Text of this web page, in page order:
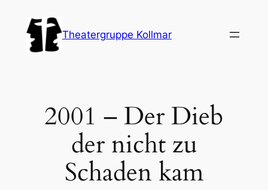
Inhalt
springen
Theatergruppe Kollmar
2001 – Der Dieb
der nicht zu
Schaden kam